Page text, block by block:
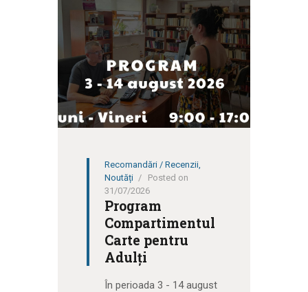
Recomandări / Recenzii,
Noutăți
Posted on
31/07/2026
Program
Compartimentul
Carte pentru
Adulți
În perioada 3 - 14 august